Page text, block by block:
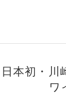
日本初・
ワ